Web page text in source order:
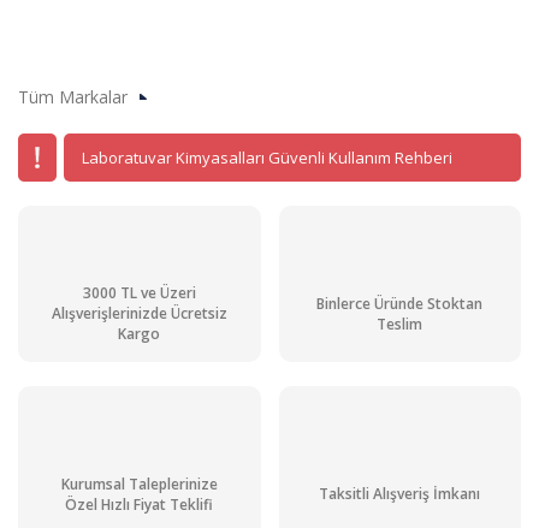
Tüm Markalar
Laboratuvar Kimyasalları Güvenli Kullanım Rehberi
3000 TL ve Üzeri
Alışverişlerinizde Ücretsiz
Kargo
Binlerce Üründe Stoktan
Teslim
Kurumsal Taleplerinize
Özel Hızlı Fiyat Teklifi
Taksitli Alışveriş İmkanı